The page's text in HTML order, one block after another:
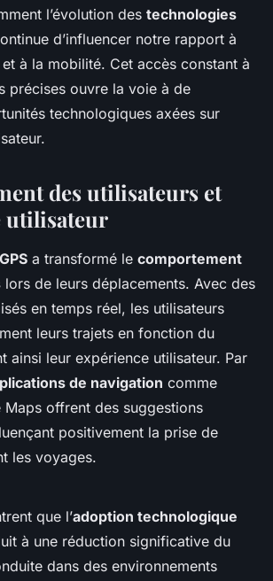
l’évolution des technologies
d’influencer notre rapport à
et à la mobilité. Cet accès constant à
précises ouvre la voie à de
technologiques axées sur
des utilisateurs et
utilisateur
GPS a transformé le comportement
lors de leurs déplacements. Avec des
en temps réel, les utilisateurs
leurs trajets en fonction du
ainsi leur expérience utilisateur. Par
de navigation comme
Maps offrent des suggestions
positivement la prise de
les voyages.
que l’adoption technologique
à une réduction significative du
dans des environnements